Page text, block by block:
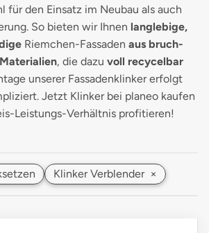
für den Einsatz im Neubau als auch
So bieten wir Ihnen langlebige,
Riemchen-Fassaden aus bruch-
, die dazu voll recycelbar
unserer Fassadenklinker erfolgt
Jetzt Klinker bei planeo kaufen
Leistungs-Verhältnis profitieren!
Klinker Verblender ×